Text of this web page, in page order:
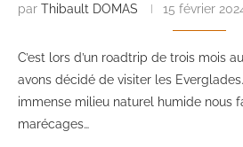
par Thibault DOMAS 15 février
C’est lors d’un roadtrip de trois mois
avons décidé de visiter les
immense milieu naturel humide nous
marécages…